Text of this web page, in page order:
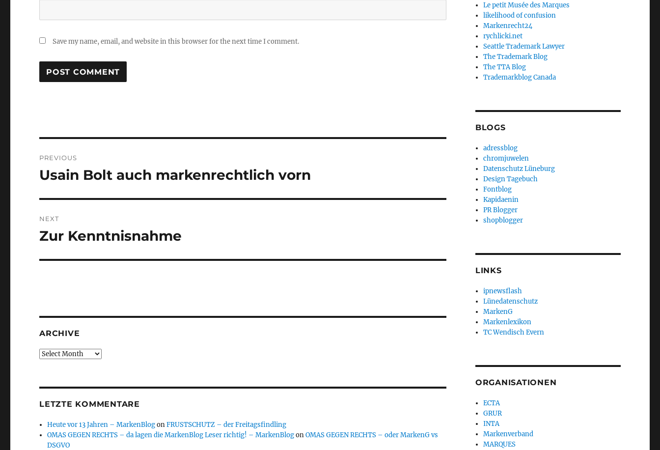
Save my name, email, and website in this browser for the next time I comment.
navigation
PREVIOUS
Previous
Usain Bolt auch markenrechtlich vorn
NEXT
Next
Zur Kenntnisnahme
ARCHIVE
Archive
LETZTE KOMMENTARE
Heute vor 13 Jahren – MarkenBlogonFRUSTSCHUTZ – der Freitagsfindling
OMAS GEGEN RECHTS – da lagen die MarkenBlog Leser richtig! – MarkenBlogonOMAS GEGEN RECHTS – oder MarkenG vs
DSGVO
Le petit Musée des Marques
likelihood of confusion
Markenrecht24
rychlicki.net
Seattle Trademark Lawyer
The Trademark Blog
The TTA Blog
Trademarkblog Canada
BLOGS
adressblog
chromjuwelen
Datenschutz Lüneburg
Design Tagebuch
Fontblog
Kapidaenin
PR Blogger
shopblogger
LINKS
ipnewsflash
Lünedatenschutz
MarkenG
Markenlexikon
TC Wendisch Evern
ORGANISATIONEN
ECTA
GRUR
INTA
Markenverband
MARQUES